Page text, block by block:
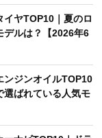
イヤTOP10｜夏のロ
デルは？【2026年6
ンジンオイルTOP10
選ばれている人気モ